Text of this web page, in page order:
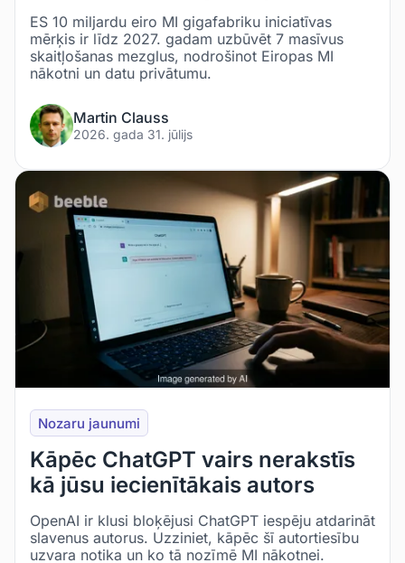
ES 10 miljardu eiro MI gigafabriku iniciatīvas
mērķis ir līdz 2027. gadam uzbūvēt 7 masīvus
skaitļošanas mezglus, nodrošinot Eiropas MI
nākotni un datu privātumu.
Martin Clauss
2026. gada 31. jūlijs
Nozaru jaunumi
Kāpēc ChatGPT vairs nerakstīs
kā jūsu iecienītākais autors
OpenAI ir klusi bloķējusi ChatGPT iespēju atdarināt
slavenus autorus. Uzziniet, kāpēc šī autortiesību
uzvara notika un ko tā nozīmē MI nākotnei.